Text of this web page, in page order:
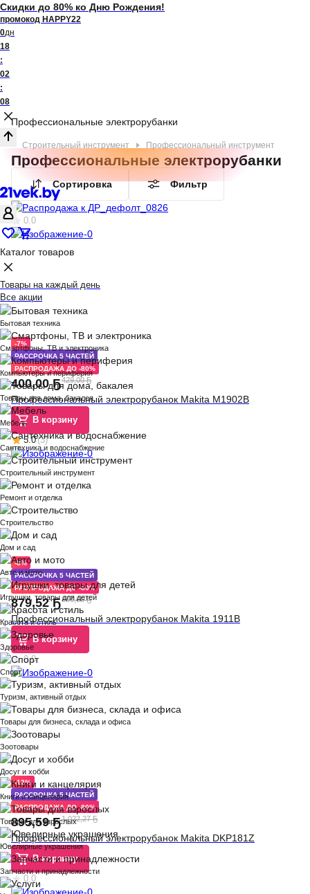
Скидки до 80% ко Дню Рождения!
промокод HAPPY22
0дн
18
:
02
:
08
Каталог товаров
Товары на каждый день
Все акции
Бытовая техника
Смартфоны, ТВ и электроника
Компьютеры и периферия
Товары для дома, бакалея
Мебель
Сантехника и водоснабжение
Строительный инструмент
Ремонт и отделка
Строительство
Дом и сад
Авто и мото
Игрушки, товары для детей
Красота и стиль
Здоровье
Спорт
Туризм, активный отдых
Товары для бизнеса, склада и офиса
Зоотовары
Досуг и хобби
Книги и канцелярия
Товары для взрослых
Ювелирные украшения
Запчасти и принадлежности
Профессиональные электрорубанки
Профессиональный инструмент
Строительный инструмент
Профессиональные электрорубанки
Сортировка Фильтр
0.0
-7%
РАССРОЧКА 5 ЧАСТЕЙ
РАСПРОДАЖА ДО -80%
400,00 Ҕ429,00 Ҕ
Профессиональный электрорубанок Makita M1902B
В корзину
5.0(3)
-8%
РАССРОЧКА 5 ЧАСТЕЙ
РАСПРОДАЖА ДО -80%
879,52 Ҕ956,00 Ҕ
Профессиональный электрорубанок Makita 1911B
В корзину
0.0
-12%
РАССРОЧКА 5 ЧАСТЕЙ
РАСПРОДАЖА ДО -80%
895,59 Ҕ1 022,27 Ҕ
Профессиональный электрорубанок Makita DKP181Z
В корзину
0.0